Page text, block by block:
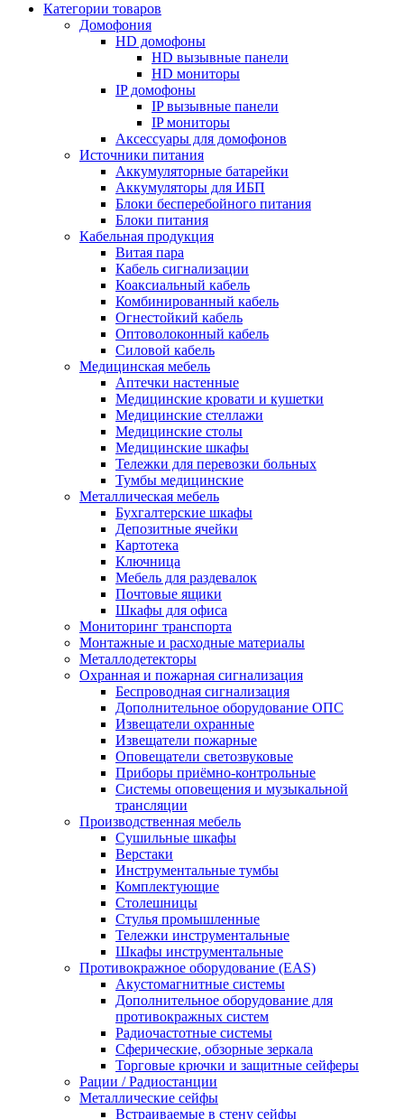
Категории товаров
Домофония
HD домофоны
HD вызывные панели
HD мониторы
IP домофоны
IP вызывные панели
IP мониторы
Аксессуары для домофонов
Источники питания
Аккумуляторные батарейки
Аккумуляторы для ИБП
Блоки бесперебойного питания
Блоки питания
Кабельная продукция
Витая пара
Кабель сигнализации
Коаксиальный кабель
Комбинированный кабель
Огнестойкий кабель
Оптоволоконный кабель
Силовой кабель
Медицинская мебель
Аптечки настенные
Медицинские кровати и кушетки
Медицинские стеллажи
Медицинские столы
Медицинские шкафы
Тележки для перевозки больных
Тумбы медицинские
Металлическая мебель
Бухгалтерские шкафы
Депозитные ячейки
Картотека
Ключница
Мебель для раздевалок
Почтовые ящики
Шкафы для офиса
Мониторинг транспорта
Монтажные и расходные материалы
Металлодетекторы
Охранная и пожарная сигнализация
Беспроводная сигнализация
Дополнительное оборудование ОПС
Извещатели охранные
Извещатели пожарные
Оповещатели светозвуковые
Приборы приёмно-контрольные
Системы оповещения и музыкальной
трансляции
Производственная мебель
Cушильные шкафы
Верстаки
Инструментальные тумбы
Комплектующие
Столешницы
Стулья промышленные
Тележки инструментальные
Шкафы инструментальные
Противокражное оборудование (EAS)
Акустомагнитные системы
Дополнительное оборудование для
противокражных систем
Радиочастотные системы
Сферические, обзорные зеркала
Торговые крючки и защитные сейферы
Рации / Радиостанции
Металлические сейфы
Встраиваемые в стену сейфы